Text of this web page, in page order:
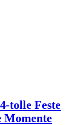
tolle Feste
Momente